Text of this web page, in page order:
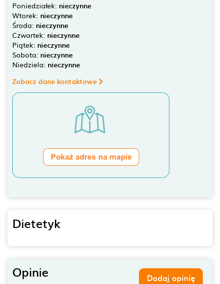
Poniedziałek: nieczynne
Wtorek: nieczynne
Środa: nieczynne
Czwartek: nieczynne
Piątek: nieczynne
Sobota: nieczynne
Niedziela: nieczynne
Zobacz dane kontaktowe
Dietetyk
Opinie Dodaj opinię